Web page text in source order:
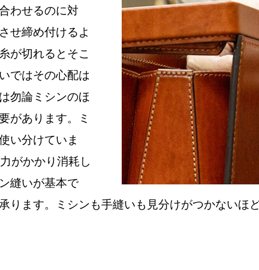
わせるのに対
せ締め付けるよ
が切れるとそこ
ではその心配は
勿論ミシンのほ
があります。ミ
い分けていま
がかかり消耗し
縫いが基本で
ります。ミシンも手縫いも見分けがつかないほ